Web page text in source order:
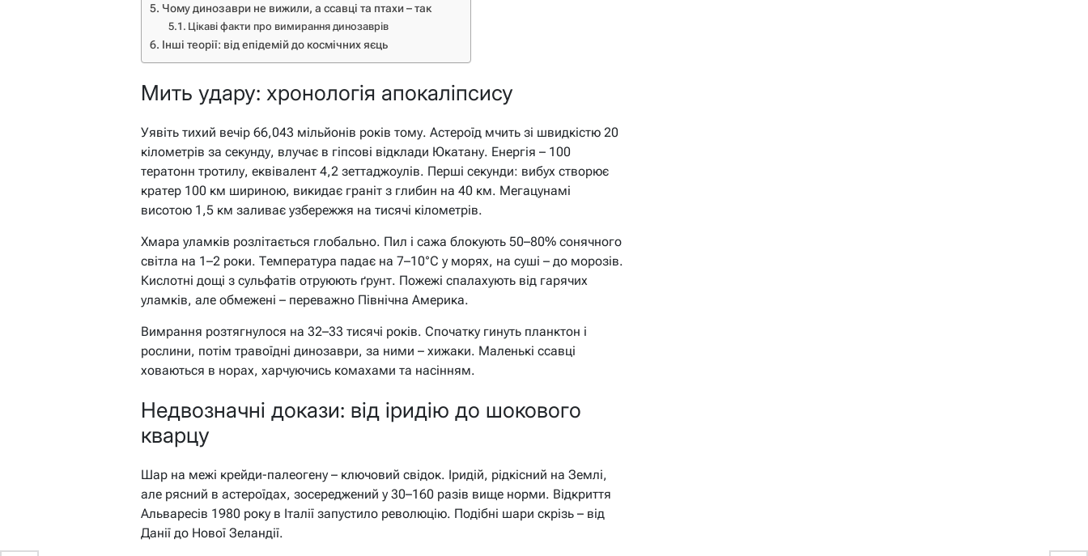
Чому динозаври не вижили, а ссавці та птахи – так
Цікаві факти про вимирання динозаврів
Інші теорії: від епідемій до космічних яєць
Мить удару: хронологія апокаліпсису
Уявіть тихий вечір 66,043 мільйонів років тому. Астероїд мчить зі швидкістю 20
кілометрів за секунду, влучає в гіпсові відклади Юкатану. Енергія – 100
тератонн тротилу, еквівалент 4,2 зеттаджоулів. Перші секунди: вибух створює
кратер 100 км шириною, викидає граніт з глибин на 40 км. Мегацунамі
висотою 1,5 км заливає узбережжя на тисячі кілометрів.
Хмара уламків розлітається глобально. Пил і сажа блокують 50–80% сонячного
світла на 1–2 роки. Температура падає на 7–10°C у морях, на суші – до морозів.
Кислотні дощі з сульфатів отруюють ґрунт. Пожежі спалахують від гарячих
уламків, але обмежені – переважно Північна Америка.
Вимрання розтягнулося на 32–33 тисячі років. Спочатку гинуть планктон і
рослини, потім травоїдні динозаври, за ними – хижаки. Маленькі ссавці
ховаються в норах, харчуючись комахами та насінням.
Недвозначні докази: від іридію до шокового
кварцу
Шар на межі крейди-палеогену – ключовий свідок. Іридій, рідкісний на Землі,
але рясний в астероїдах, зосереджений у 30–160 разів вище норми. Відкриття
Альваресів 1980 року в Італії запустило революцію. Подібні шари скрізь – від
Данії до Нової Зеландії.